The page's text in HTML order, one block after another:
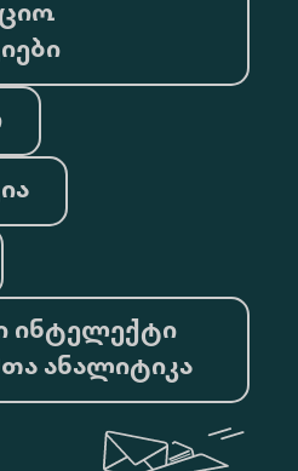
ინტელექტი
ანალიტიკა